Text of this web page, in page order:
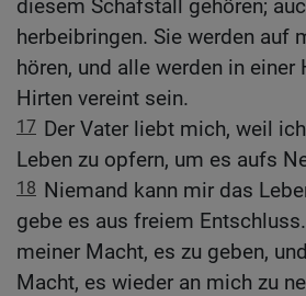
diesem Schafstall gehören;
herbeibringen. Sie werden auf
hören, und alle werden in einer
Hirten vereint sein.
17 Der Vater liebt mich, weil
Leben zu opfern, um es aufs
18 Niemand kann mir das
gebe es aus freiem
meiner Macht, es zu geben,
Macht, es wieder an mich zu